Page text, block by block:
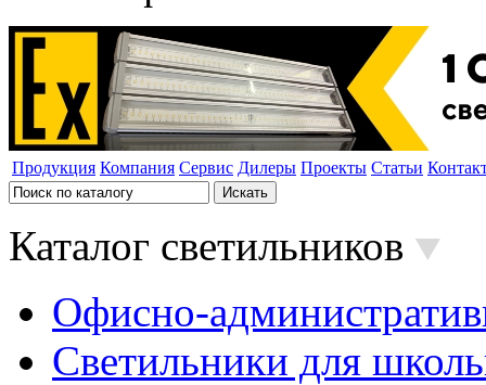
Продукция Компания Сервис Дилеры Проекты Статьи
Каталог светильников
Офисно-
Светильники для